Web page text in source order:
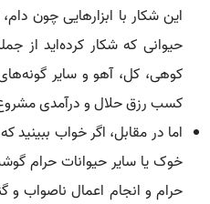
این شکار با ابزارهایی چون
حیوانی که شکار کرده‌اید از
کوهی، کل، آهو و سایر
کسب رزق حلال و درآمدی
اما در مقابل، اگر خواب ببینید
خوک یا سایر حیوانات حرام
حرام و انجام اعمال ناصواب و